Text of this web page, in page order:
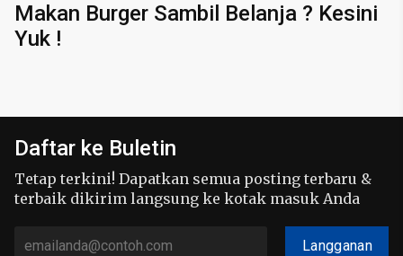
Makan Burger Sambil Belanja ? Kesini
Yuk !
Daftar ke Buletin
Tetap terkini! Dapatkan semua posting terbaru &
terbaik dikirim langsung ke kotak masuk Anda
Langganan